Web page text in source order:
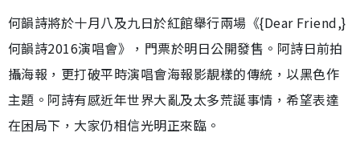
何韻詩將於十月八及九日於紅館舉行兩場《{Dear Friend,}
何韻詩2016演唱會》，門票於明日公開發售。阿詩日前拍
攝海報，更打破平時演唱會海報影靚樣的傳統，以黑色作
主題。阿詩有感近年世界大亂及太多荒誕事情，希望表達
在困局下，大家仍相信光明正來臨。